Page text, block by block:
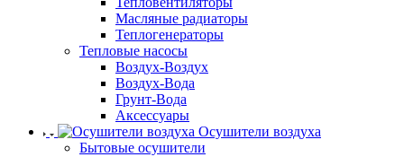
Масляные радиаторы
Теплогенераторы
Тепловые насосы
Воздух-Воздух
Воздух-Вода
Грунт-Вода
Аксессуары
Осушители воздуха
Бытовые осушители